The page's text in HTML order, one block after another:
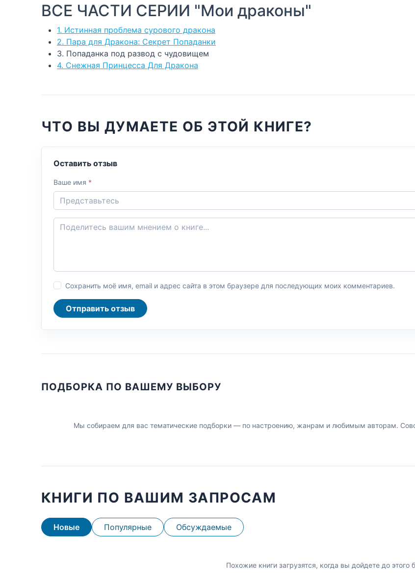
ВСЕ ЧАСТИ СЕРИИ "Мои драконы"
1. Истинная проблема сурового дракона
2. Пара для Дракона: Секрет Попаданки
3. Попаданка под развод с чудовищем
4. Снежная Принцесса Для Дракона
ЧТО ВЫ ДУМАЕТЕ ОБ ЭТОЙ КНИГЕ?
Оставить отзыв
Ваше имя *
Сохранить моё имя, email и адрес сайта в этом браузере для последующих моих комментариев.
Отправить отзыв
ПОДБОРКА ПО ВАШЕМУ ВЫБОРУ
Мы собираем для вас тематические подборки — по настроению, жанрам и любимым авторам.
КНИГИ ПО ВАШИМ ЗАПРОСАМ
Новые Популярные Обсуждаемые
Похожие книги загрузятся, когда вы дойдете до этого